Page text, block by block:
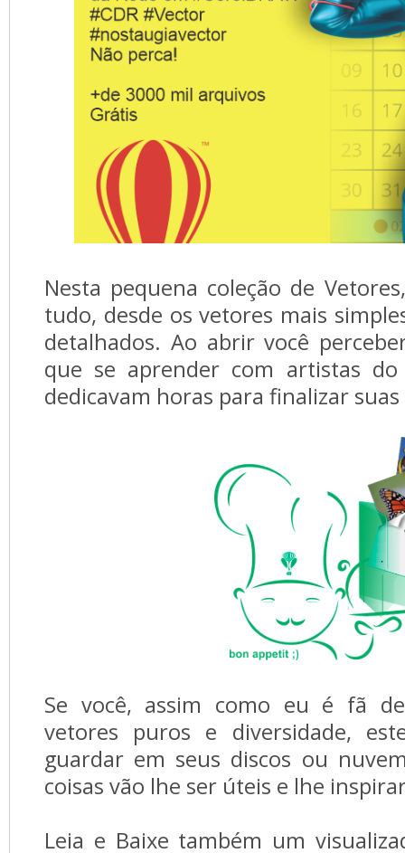
Nesta pequena coleção de
tudo, desde os vetores mais
detalhados. Ao abrir você
que se aprender com artistas do
dedicavam horas para finalizar
Se você, assim como eu é fã
vetores puros e diversidade,
guardar em seus discos ou
coisas vão lhe ser úteis e lhe
Leia e Baixe também um